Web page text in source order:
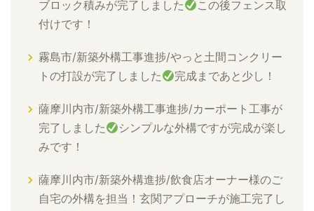
ブロック積みが完了しました
この後フェンス取
付けです！
霧島市/新築外構工事進捗/やっと土間コンクリー
トの打設が完了しました
完成まであと少し！
薩摩川内市/新築外構工事進捗/カーポート工事が
完了しました
シンプルな外構ですが完成が楽し
みです！
薩摩川内市/新築外構進捗/飲食店オーナー様のご
自宅の外構を担当！玄関アプローチが施工完了し